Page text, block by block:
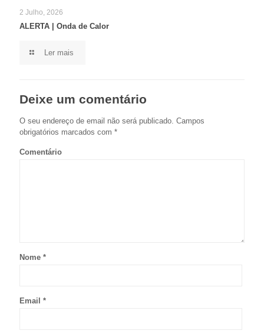
2 Julho, 2026
ALERTA | Onda de Calor
Ler mais
Deixe um comentário
O seu endereço de email não será publicado. Campos
obrigatórios marcados com *
Comentário
Nome *
Email *